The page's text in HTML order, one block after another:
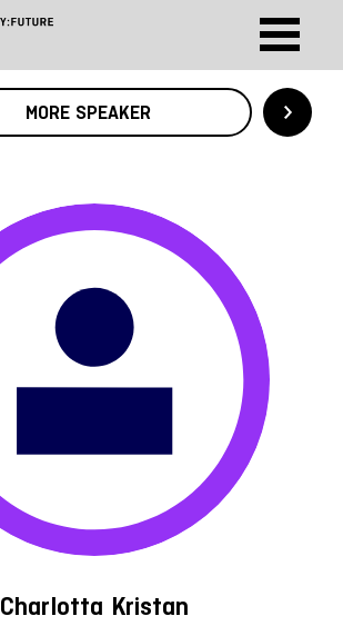
MORE SPEAKER
Charlotta Kristan